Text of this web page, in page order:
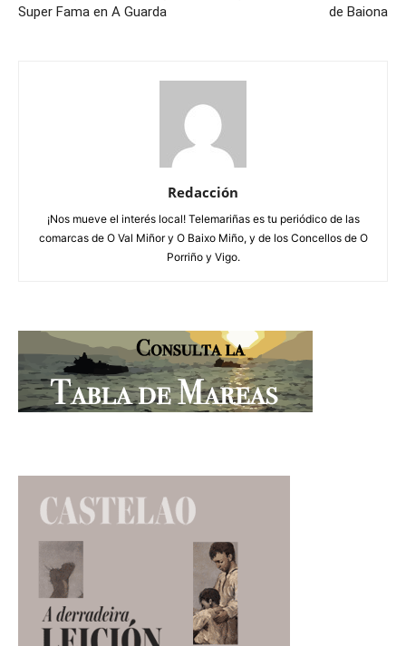
Super Fama en A Guarda
de Baiona
Redacción
¡Nos mueve el interés local! Telemariñas es tu periódico de las
comarcas de O Val Miñor y O Baixo Miño, y de los Concellos de O
Porriño y Vigo.